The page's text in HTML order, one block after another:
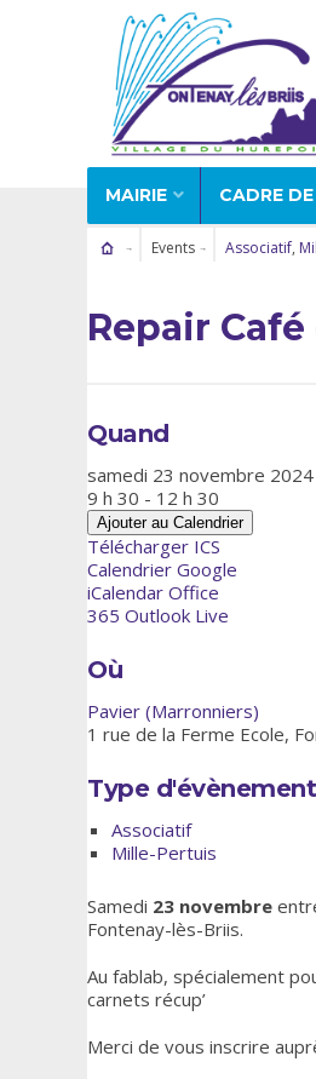
MAIRIE CADRE
Events Associatif,
Repair
Quand
samedi 23 novembre
9 h 30 - 12 h 30
Ajouter au Calendrier
Télécharger ICS
Calendrier Google
iCalendar Office
365 Outlook Live
Où
Pavier (Marronniers)
1 rue de la Ferme Ecole,
Type d'évènement
Associatif
Mille-Pertuis
Samedi 23 novembre
Fontenay-lès-Briis.
Au fablab, spécialement
carnets récup’
Merci de vous inscrire